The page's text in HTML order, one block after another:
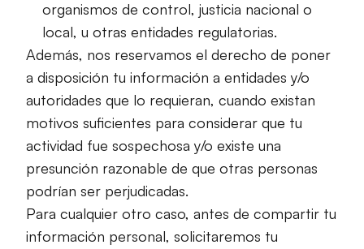
organismos de control, justicia nacional o
local, u otras entidades regulatorias.
Además, nos reservamos el derecho de poner
a disposición tu información a entidades y/o
autoridades que lo requieran, cuando existan
motivos suficientes para considerar que tu
actividad fue sospechosa y/o existe una
presunción razonable de que otras personas
podrían ser perjudicadas.
Para cualquier otro caso, antes de compartir tu
información personal, solicitaremos tu